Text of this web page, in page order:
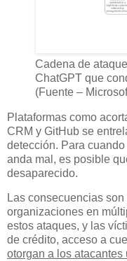
Cadena de
ChatGPT que
(Fuente –
Plataformas como
CRM y GitHub se
detección. Para
anda mal, es posible
desaparecido.
Las consecuencias
organizaciones en
estos ataques, y las
de crédito, acceso a
otorgan a los